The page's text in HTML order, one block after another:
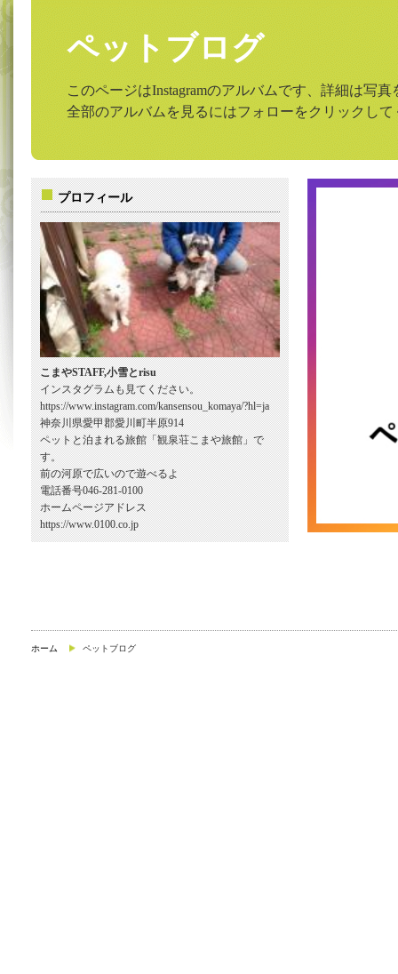
ペットブログ
このページはInstagramのアルバムです、詳細は写
全部のアルバムを見るにはフォローをクリックして
プロフィール
こまやSTAFF,小雪とrisu
インスタグラムも見てください。
https://www.instagram.com/kansensou_komaya/?hl=ja
神奈川県愛甲郡愛川町半原914
ペットと泊まれる旅館「観泉荘こまや旅館」で
す。
前の河原で広いので遊べるよ
電話番号046-281-0100
ホームページアドレス
https://www.0100.co.jp
ホーム ペットブログ